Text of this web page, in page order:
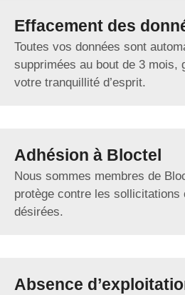
Effacement des
Toutes vos données sont
supprimées au bout de 3 mois,
votre tranquillité d’esprit.
Adhésion à Bloctel
Nous sommes membres de
protège contre les sollicitations
désirées.
Absence